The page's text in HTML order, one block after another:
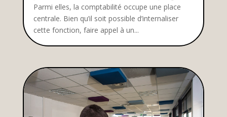
Parmi elles, la comptabilité occupe une place
centrale. Bien qu’il soit possible d’internaliser
cette fonction, faire appel à un...